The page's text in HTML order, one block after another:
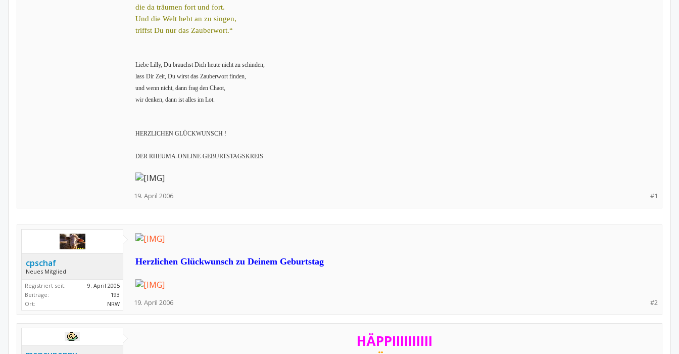
die da träumen fort und fort.
Und die Welt hebt an zu singen,
triffst Du nur das Zauberwort.“
Liebe Lilly, Du brauchst Dich heute nicht zu schinden,
lass Dir Zeit, Du wirst das Zauberwort finden,
und wenn nicht, dann frag den Chaot,
wir denken, dann ist alles im Lot.
HERZLICHEN GLÜCKWUNSCH !
DER RHEUMA-ONLINE-GEBURTSTAGSKREIS
#1
19. April 2006
cpschaf
Neues Mitglied
Registriert seit:
9. April 2005
Beiträge:
193
Ort:
NRW
Herzlichen Glückwunsch zu Deinem Geburtstag
#2
19. April 2006
HÄPPIIIIIIIIII